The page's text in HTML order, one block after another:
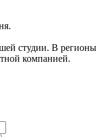
студии. В регионы
компанией.